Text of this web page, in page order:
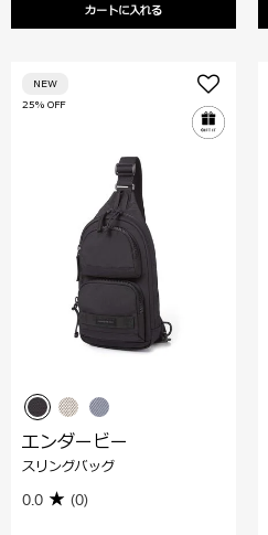
カートに入れる
25% OFF
NEW
エンダービー
スリングバッグ
0.0 (0)